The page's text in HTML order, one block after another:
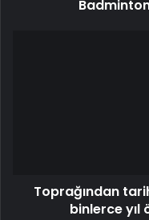
Toprağından
binlerce yıl